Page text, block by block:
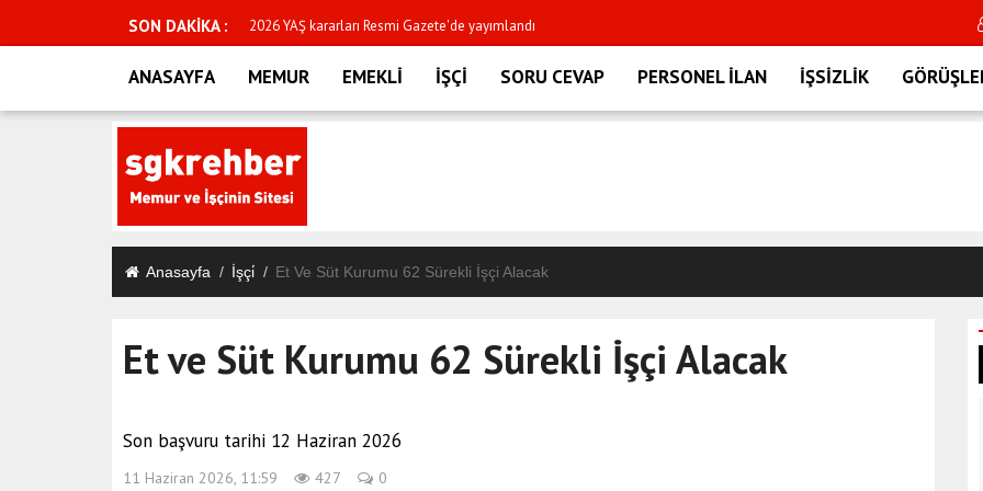
SON DAKİKA : 2026- LGS yerleştirme sonuçları açıklandı Resmi Gazete'de
ANASAYFA MEMUR EMEKLİ İŞÇİ SORU CEVAP PERSONEL İLAN İŞSİZLİK
Anasayfa İşçi̇ Et Ve Süt Kurumu 62 Sürekli İşçi Alacak
Et ve Süt Kurumu 62 Sürekli İşçi Alacak
Son başvuru tarihi 12 Haziran 2026
11 Haziran 2026, 11:59 427 0